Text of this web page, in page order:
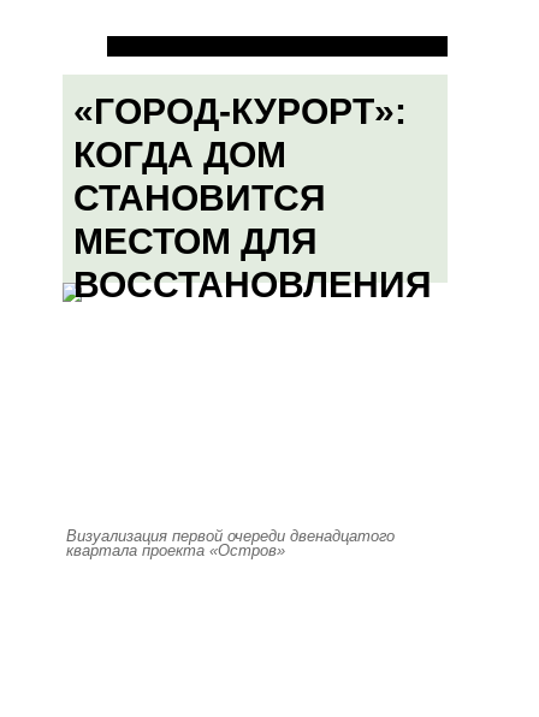
«ГОРОД-КУРОРТ»:
КОГДА ДОМ
СТАНОВИТСЯ
МЕСТОМ ДЛЯ
ВОССТАНОВЛЕНИЯ
Визуализация первой очереди двенадцатого
квартала проекта «Остров»